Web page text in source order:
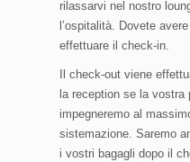
rilassarvi nel nostro
l’ospitalità. Dovete
effettuare il check-in.
Il check-out viene
la reception se la
impegneremo al
sistemazione. Saremo
i vostri bagagli dopo il